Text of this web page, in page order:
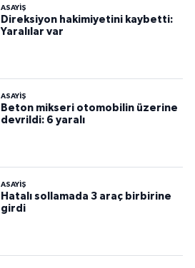
ASAYİŞ
Direksiyon hakimiyetini kaybetti:
Yaralılar var
ASAYİŞ
Beton mikseri otomobilin üzerine
devrildi: 6 yaralı
ASAYİŞ
Hatalı sollamada 3 araç birbirine
girdi